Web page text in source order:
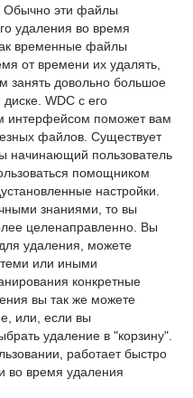
Обычно эти файлы
удаления во время
временные файлы
от времени их удалять,
занять довольно большое
WDC с его
интерфейсом поможет вам
файлов. Существует
начинающий пользователь
помощником
настройки.
знаниями, то вы
целенаправленно. Вы
удаления, можете
или иными
конкретные
вы так же можете
или, если вы
удаление в "корзину".
работает быстро
во время удаления